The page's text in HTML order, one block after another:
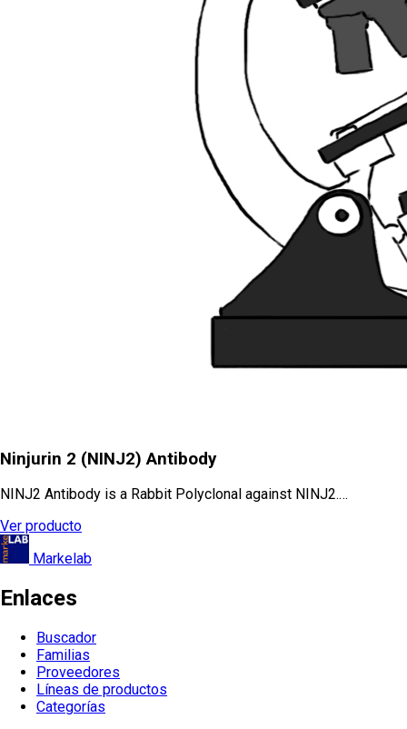
Ninjurin 2 (NINJ2) Antibody
NINJ2 Antibody is a Rabbit Polyclonal against NINJ2.…
Ver producto
Markelab
Enlaces
Buscador
Familias
Proveedores
Líneas de productos
Categorías